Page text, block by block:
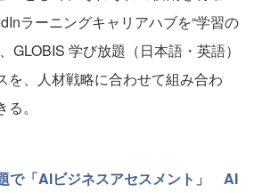
ラーニングキャリアハブを“学習の
GLOBIS 学び放題（日本語・英語）
を、人材戦略に合わせて組み合わ
。
で「AIビジネスアセスメント」 AI